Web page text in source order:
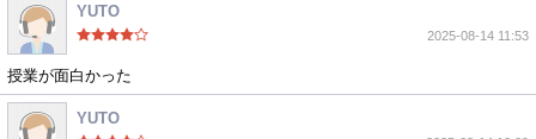
YUTO
2025-08-14 11:53
授業が面白かった
YUTO